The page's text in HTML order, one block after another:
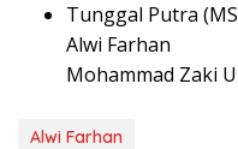
Tunggal Putra
Alwi Farhan
Mohammad Zaki
Alwi Farhan